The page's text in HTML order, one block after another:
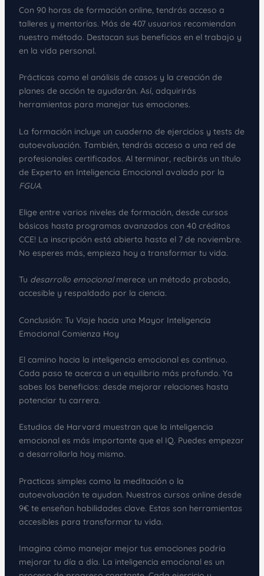
Con 90 horas de formación online, tendrás acceso a
talleres y mentorías. Más de 407 usuarios recomiendan
nuestro método. Destacan sus beneficios en el trabajo y
en la vida personal.
Prácticas como el análisis de casos y la creación de
planes de acción te ayudarán. Así, adquirirás
herramientas para manejar tus emociones.
La formación incluye un cuaderno de ejercicios y tests de
autoevaluación. También, tendrás acceso a una red de
profesionales certificados. Al terminar, recibirás un título
de Experto en Inteligencia Emocional avalado por la
FGUA.
Elige entre varios niveles de formación, desde cursos
básicos hasta programas avanzados con 40 créditos
CCE! La inscripción está abierta hasta el 7 de noviembre.
No esperes más, empieza hoy a transformar tu vida.
Tu desarrollo emocionalmerece un método probado,
accesible y respaldado por la ciencia.
Conclusión: Tu Viaje hacia una Mayor Inteligencia
Emocional Comienza Hoy
El camino hacia la inteligencia emocional es continuo.
Cada paso te acerca a un equilibrio más profundo. Ya
sabes los beneficios: desde mejorar relaciones hasta
potenciar tu carrera.
Estudios de Harvard muestran que la inteligencia
emocional es más importante que el IQ. Puedes empezar
a desarrollarla hoy mismo.
Practicas simples como la meditación o la
autoevaluación te ayudan. Nuestros cursos online desde
9€ te enseñan habilidades clave. Estas son herramientas
accesibles para transformar tu vida.
Imagina cómo manejar mejor tus emociones podría
mejorar tu día a día. La inteligencia emocional es un